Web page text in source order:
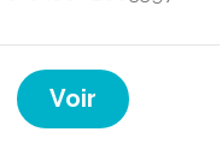
Voir